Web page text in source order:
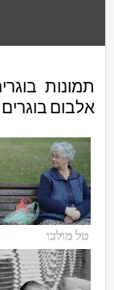
תמונות
אלבום בוגרים 2014
טל מולכו